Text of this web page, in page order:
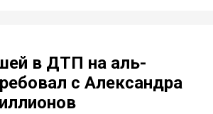
в ДТП на аль-
с Александра